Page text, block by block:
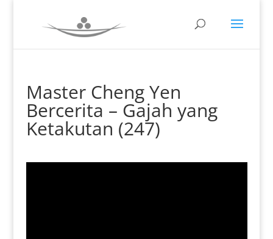
Master Cheng Yen
Bercerita – Gajah yang
Ketakutan (247)